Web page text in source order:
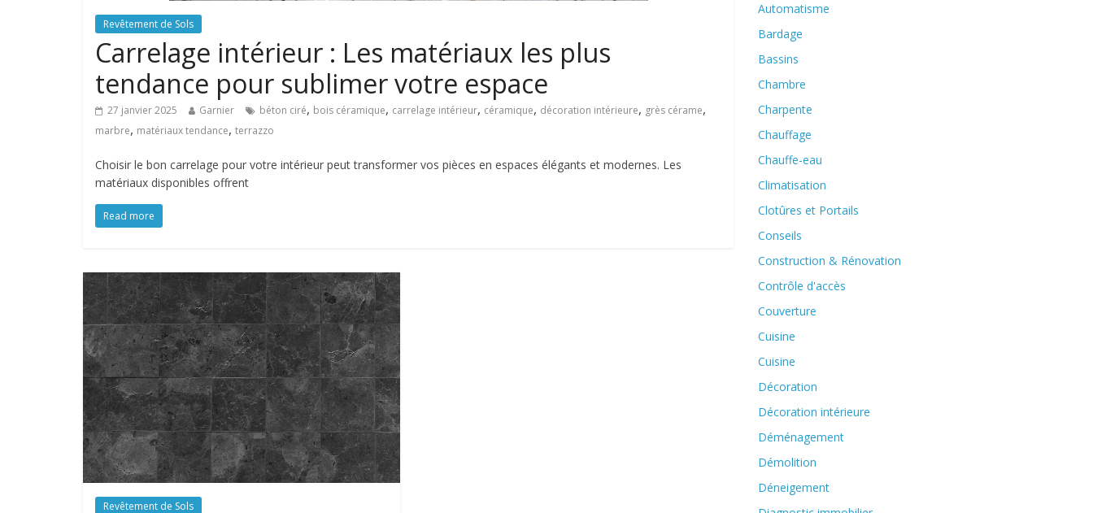
Revêtement de Sols
Carrelage intérieur : Les matériaux les plus
tendance pour sublimer votre espace
27 janvier 2025 Garnier béton ciré, bois céramique, carrelage intérieur, céramique, décoration intérieure, grès cérame,
marbre, matériaux tendance, terrazzo
Choisir le bon carrelage pour votre intérieur peut transformer vos pièces en espaces élégants et modernes. Les
matériaux disponibles offrent
Read more
Revêtement de Sols
Automatisme
Bardage
Bassins
Chambre
Charpente
Chauffage
Chauffe-eau
Climatisation
Clotûres et Portails
Conseils
Construction & Rénovation
Contrôle d'accès
Couverture
Cuisine
Cuisine
Décoration
Décoration intérieure
Déménagement
Démolition
Déneigement